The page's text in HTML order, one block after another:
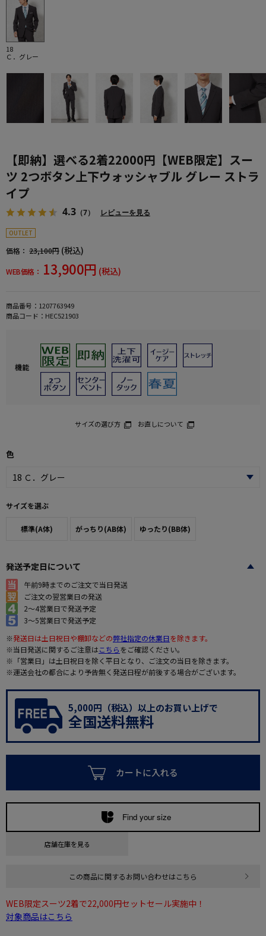
18
Ｃ．グレー
【即納】選べる2着22000円【WEB限定】スー
ツ 2つボタン上下ウォッシャブル グレー ストラ
イプ
4.3 （7） レビューを見る
OUTLET
価格： 23,100円 (税込)
WEB価格： 13,900円 (税込)
商品番号： 1207763949
商品コード： HEC521903
機能
サイズの選び方 お直しについて
色
サイズを選ぶ
標準(A体) がっちり(AB体) ゆったり(BB体)
発送予定日について
午前9時までのご注文で当日発送
ご注文の翌営業日の発送
2～4営業日で発送予定
3～5営業日で発送予定
※発送日は土日祝日や棚卸などの弊社指定の休業日を除きます。
※当日発送に関するご注意はこちらをご確認ください。
※「営業日」は土日祝日を除く平日となり、ご注文の当日を除きます。
※運送会社の都合により予告無く発送日程が前後する場合がございます。
5,000円（税込）以上のお買い上げで
全国送料無料
カートに入れる
Find your size
店舗在庫を見る
この商品に関するお問い合わせはこちら
WEB限定スーツ2着で22,000円セットセール実施中！
対象商品はこちら